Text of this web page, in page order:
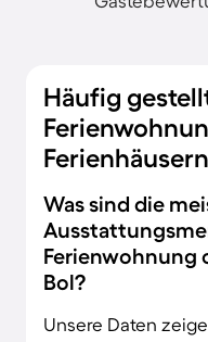
Häufig
Was sind die
Ferienwohnung
Bol?
Unsere Daten